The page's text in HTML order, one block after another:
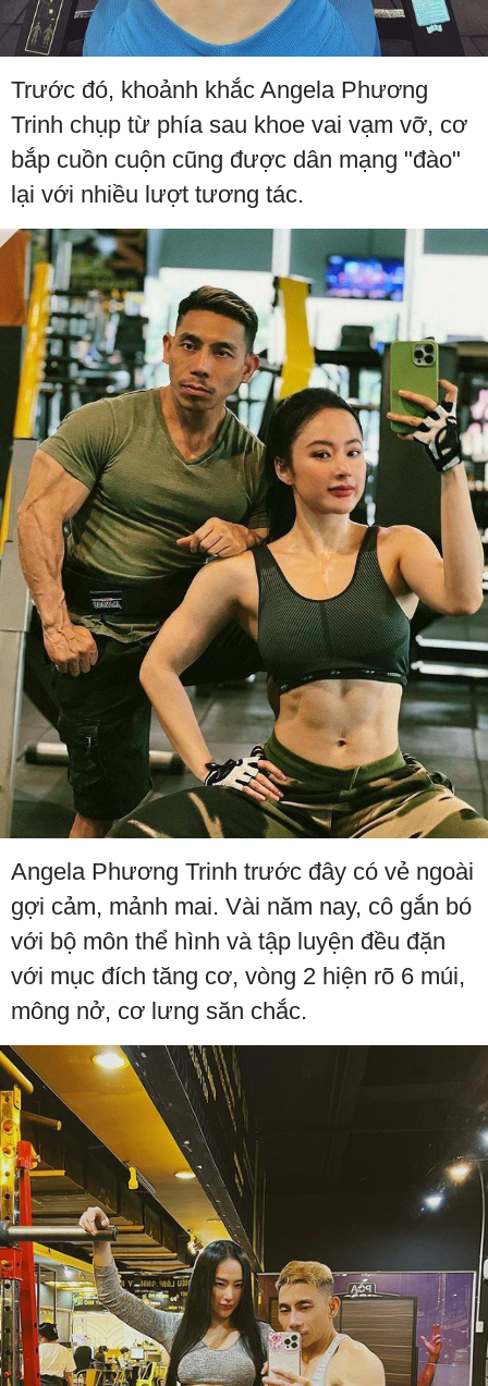
Trước đó, khoảnh khắc Angela Phương
Trinh chụp từ phía sau khoe vai vạm vỡ, cơ
bắp cuồn cuộn cũng được dân mạng "đào"
lại với nhiều lượt tương tác.
Angela Phương Trinh trước đây có vẻ ngoài
gợi cảm, mảnh mai. Vài năm nay, cô gắn bó
với bộ môn thể hình và tập luyện đều đặn
với mục đích tăng cơ, vòng 2 hiện rõ 6 múi,
mông nở, cơ lưng săn chắc.